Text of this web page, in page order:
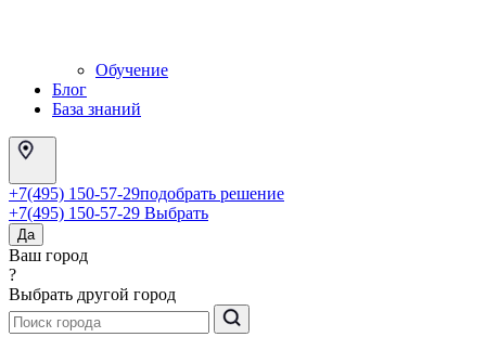
Обучение
Блог
База знаний
+7(495) 150-57-29подобрать решение
+7(495) 150-57-29 Выбрать
Да
Ваш город
?
Выбрать другой город